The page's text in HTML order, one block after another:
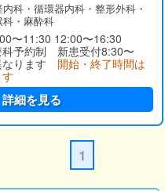
科・循環器内科・整形外科・
・麻酔科
〜11:30 12:00〜16:30
予約制 新患受付8:30〜
なります 開始・終了時間は
詳細を見る
1